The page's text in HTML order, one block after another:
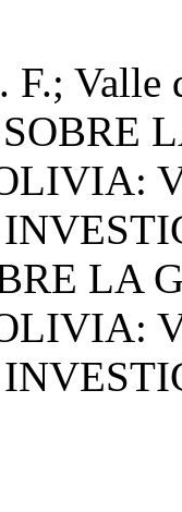
F.;
LA